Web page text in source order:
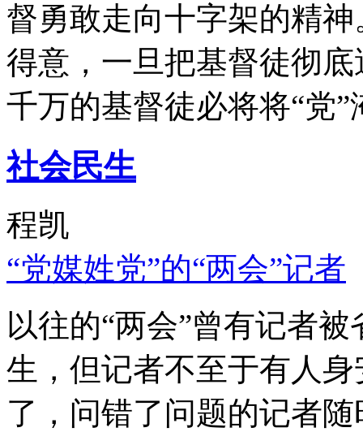
督勇敢走向十字架的精
得意，一旦把基督徒彻
千万的基督徒必将将“党”
社会民生
程凯
“党媒姓党”的“两会”记者
以往的“两会”曾有记者
生，但记者不至于有人
了，问错了问题的记者